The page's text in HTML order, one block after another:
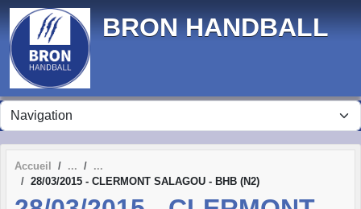
BRON HANDBALL
Accueil
28/03/2015 - CLERMONT SALAGOU - BHB (N2)
Panneau de gestion des cookies